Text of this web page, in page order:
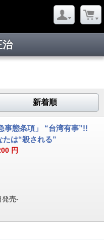
治
新着順
事態条項」 “台湾有事”!!
たは“殺される”
円
発売-